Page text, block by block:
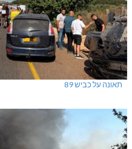
ינוח: מבנה רב תכליתי ב-120 מלש"ח